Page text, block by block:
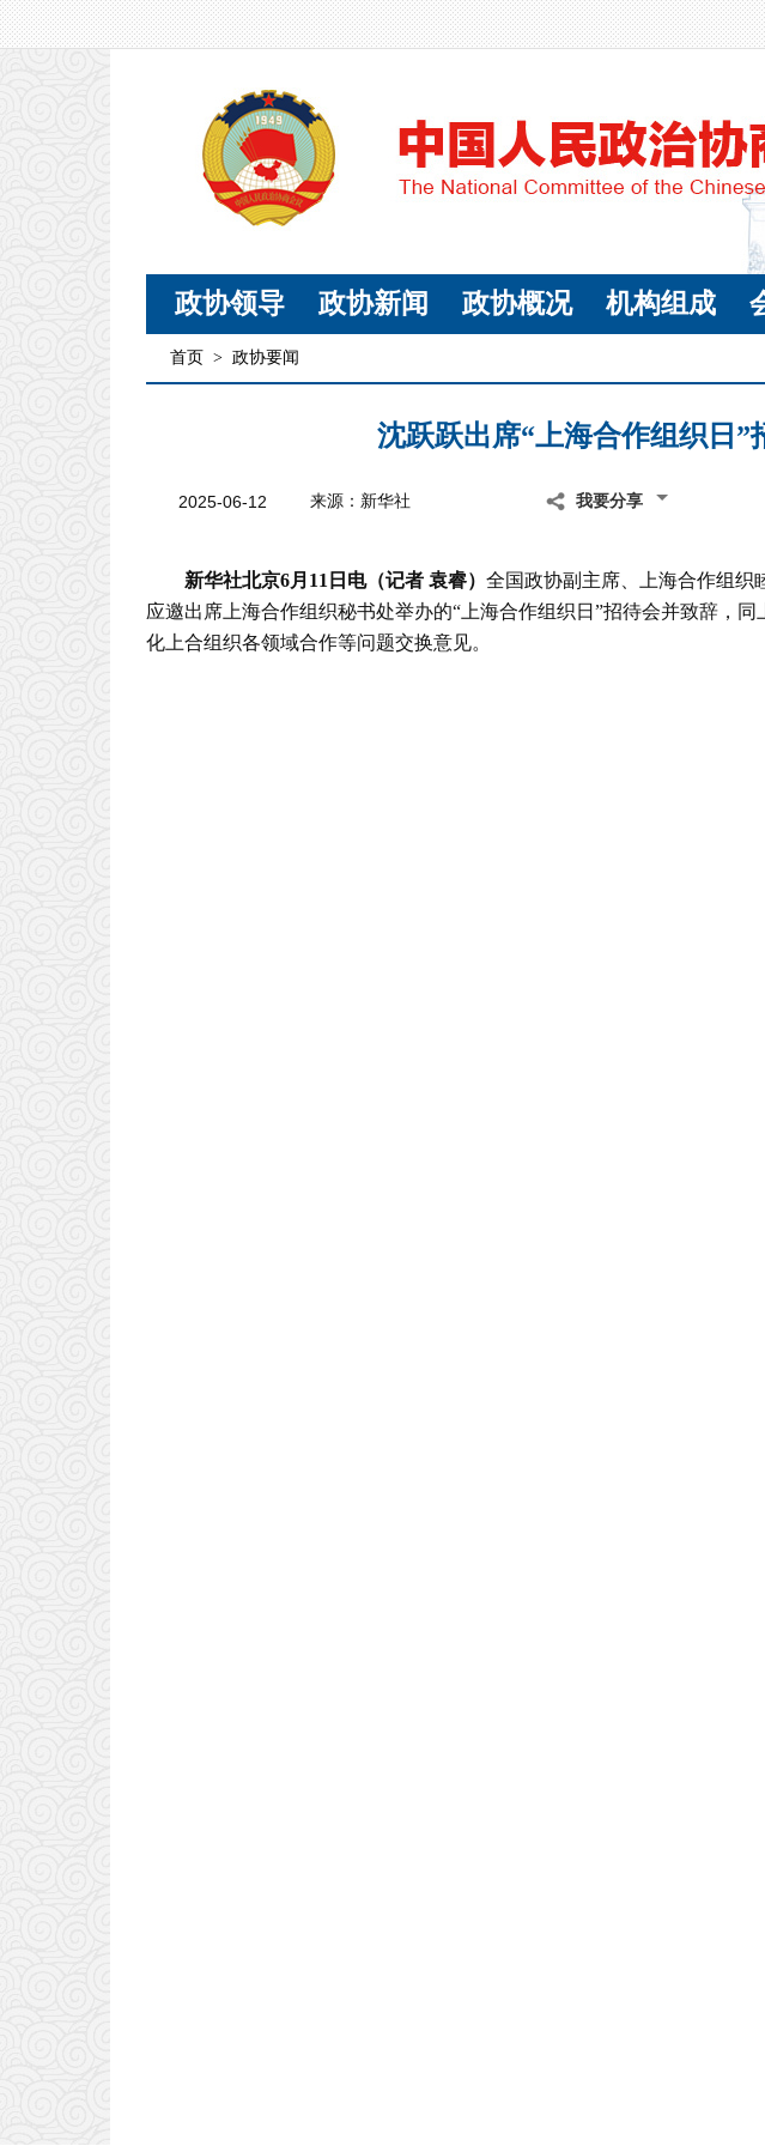
政协领导 政协新闻 政协概况 机构组成
首页 > 政协要闻
沈跃跃出席“上海合作组织日”
2025-06-12 来源：新华社 我要分享
新华社北京6月11日电（记者 袁睿） 全国政协副主席、上海合作组织
应邀出席上海合作组织秘书处举办的“上海合作组织日”招待会并致辞，
化上合组织各领域合作等问题交换意见。